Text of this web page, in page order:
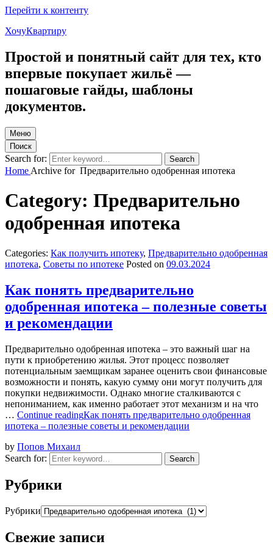
Перейти к контенту
ХочуКвартиру
Простой и понятный сайт для тех, кто
впервые покупает жильё —
пошаговые гайды, шаблоны
документов.
Меню
Поиск
Search for: Search
Home Archive for Предварительно одобренная ипотека
Category: Предварительно
одобренная ипотека
Categories: Как получить ипотеку, Предварительно одобренная
ипотека, Советы по ипотеке Posted on 09.03.2024
Как понять предварительно
одобренная ипотека – полезные советы
и рекомендации
Предварительно одобренная ипотека – это важный шаг на
пути к приобретению жилья. Этот процесс позволяет
потенциальным заемщикам заранее оценить свои финансовые
возможности и понять, какую сумму они могут получить для
покупки недвижимости. Однако многие сталкиваются с
непониманием, как именно работает этот механизм и на что
… Continue readingКак понять предварительно одобренная
ипотека – полезные советы и рекомендации
by Попов Михаил
Search for:
Search
Рубрики
Рубрики
Свежие записи